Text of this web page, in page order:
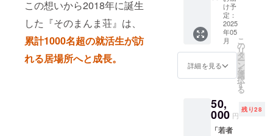
この想いから2018年に誕生
した『そのまんま荘』は、
累計1000名超の就活生が訪
れる居場所へと成長。
応援に
よって
進化し
た シン
そのま
んま荘
の滞在
チケッ
選で当
た
る！？
・代表
受け付
けられ
ません
のでご
了承く
い。 ▽
最後に
── 「上
京する
若者を
支え
る」こ
は別途
ご連
絡） ▽
サポー
細に関
して ・
ンディ
ング終
了後、
お礼
メッ
セージ
（5月送
付予
活動報
告レ
て 『シ
ン その
まんま
なりま
す！ 各
種SNS
でシェ
アいた
だくこ
とで、2
り、 1
名の若
者が東
京で24
荘』に
込めた
想い
を、荒
木の言
葉で、
まっす
さい！
ここか
る未来
を応援
した
い！！
」そん
な気持
ちを届
けてく
ださる
『シン
そのま
んま
荘』に
け予
定：
2025
年05
月
詳細を見る
こ
の
リ
タ
ー
ン
を
選
択
す
る
50,
000 円
残り28
「若者